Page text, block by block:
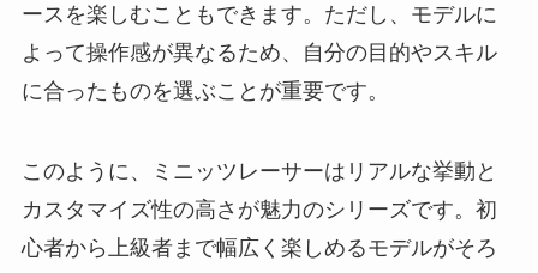
ースを楽しむこともできます。ただし、モデルに
よって操作感が異なるため、自分の目的やスキル
に合ったものを選ぶことが重要です。
このように、ミニッツレーサーはリアルな挙動と
カスタマイズ性の高さが魅力のシリーズです。初
心者から上級者まで幅広く楽しめるモデルがそろ